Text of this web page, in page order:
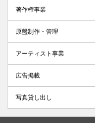
著作権事業
原盤制作・管理
アーティスト事業
広告掲載
写真貸し出し